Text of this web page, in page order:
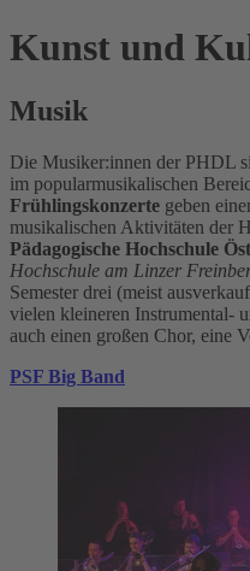
Kunst und
Musik
Die Musiker:innen der PHDL
im popularmusikalischen
Frühlingskonzerte geben
musikalischen Aktivitäten der
Pädagogische Hochschule
Hochschule am Linzer
Semester drei (meist
vielen kleineren Instrumental-
auch einen großen Chor, eine
PSF Big Band